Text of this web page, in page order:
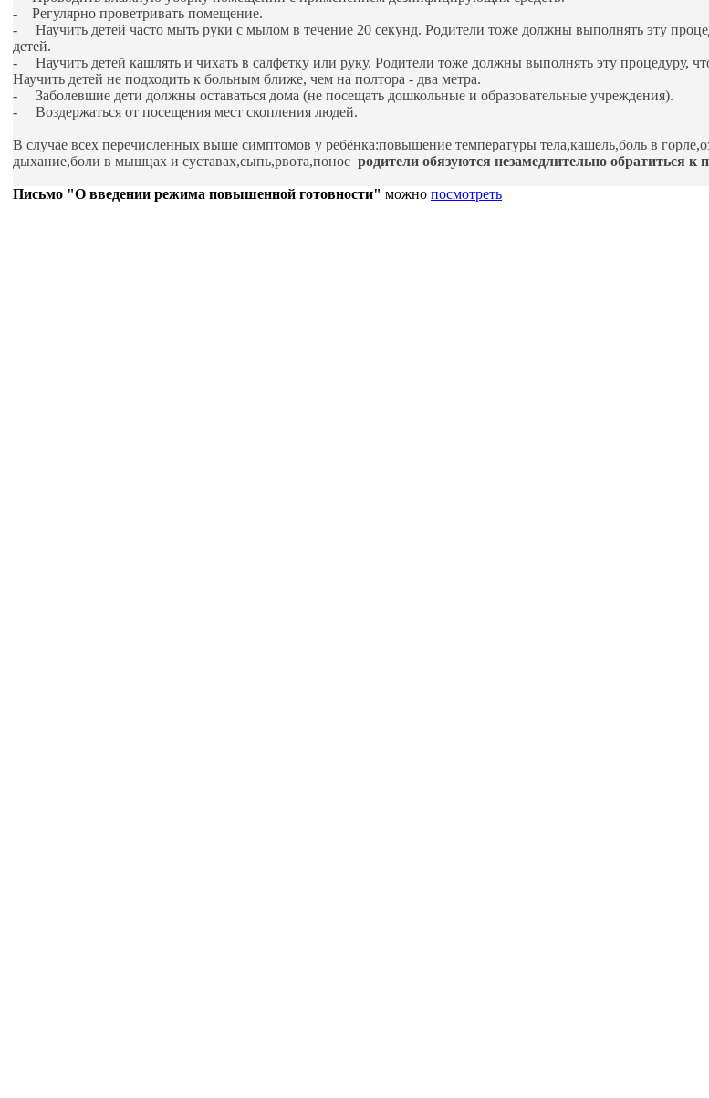
- Регулярно проветривать помещение.
- Научить детей часто мыть руки с мылом в течение 20 секунд. Родители тоже должны выполнять эту
детей.
- Научить детей кашлять и чихать в салфетку или руку. Родители тоже должны выполнять эту процедуру,
Научить детей не подходить к больным ближе, чем на полтора - два метра.
- Заболевшие дети должны оставаться дома (не посещать дошкольные и образовательные учреждения).
- Воздержаться от посещения мест скопления людей.
В случае всех перечисленных выше симптомов у ребёнка:повышение температуры тела,кашель,боль в
дыхание,боли в мышцах и суставах,сыпь,рвота,понос родители обязуются незамедлительно обратиться к
Письмо "О введении режима повышенной готовности" можно посмотреть